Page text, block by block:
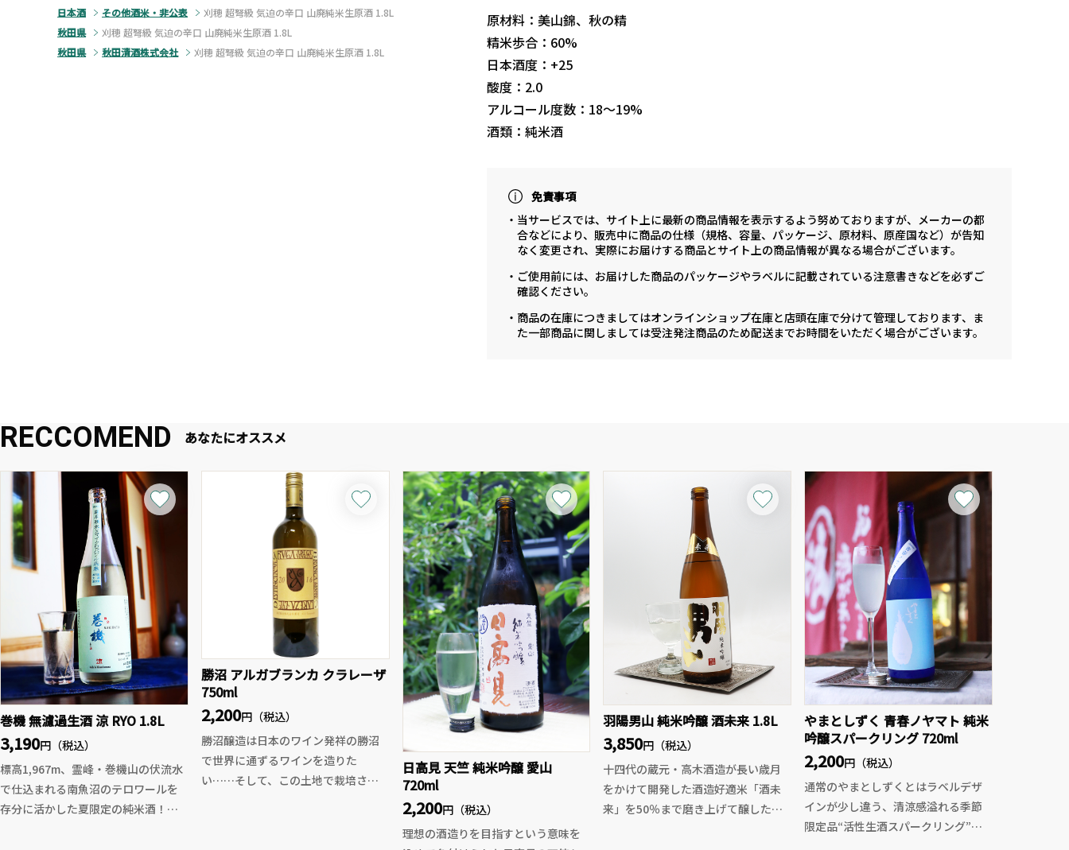
日本酒
その他酒米・非公表
刈穂 超弩級 気迫の辛口 山廃純米生原酒 1.8L
秋田県
刈穂 超弩級 気迫の辛口 山廃純米生原酒 1.8L
秋田県
秋田清酒株式会社 刈穂 超弩級 気迫の辛口 山廃純米生原酒 1.8L
原材料：美山錦、秋の精
精米歩合：60%
日本酒度：+25
酸度：2.0
アルコール度数：18〜19%
酒類：純米酒
免責事項
・当サービスでは、サイト上に最新の商品情報を表示するよう努めておりますが、メーカーの都
合などにより、販売中に商品の仕様（規格、容量、パッケージ、原材料、原産国など）が告知
なく変更され、実際にお届けする商品とサイト上の商品情報が異なる場合がございます。
・ご使用前には、お届けした商品のパッケージやラベルに記載されている注意書きなどを必ずご
確認ください。
・商品の在庫につきましてはオンラインショップ在庫と店頭在庫で分けて管理しております、ま
た一部商品に関しましては受注発注商品のため配送までお時間をいただく場合がございます。
RECCOMEND あなたにオススメ
巻機 無濾過生酒 涼 RYO 1.8L
3,190円（税込）
標高1,967m、霊峰・巻機山の伏流水
で仕込まれる南魚沼のテロワールを
存分に活かした夏限定の純米酒！
勝沼 アルガブランカ クラレーザ
750ml
2,200円（税込）
勝沼醸造は日本のワイン発祥の勝沼
で世界に通ずるワインを造りた
い……そして、この土地で栽培され
日高見 天竺 純米吟醸 愛山
720ml
2,200円（税込）
理想の酒造りを目指すという意味を
羽陽男山 純米吟醸 酒未来 1.8L
3,850円（税込）
十四代の蔵元・高木酒造が長い歳月
をかけて開発した酒造好適米「酒未
来」を50％まで磨き上げて醸した純
やまとしずく 青春ノヤマト 純米
吟醸スパークリング 720ml
2,200円（税込）
通常のやまとしずくとはラベルデザ
インが少し違う、清涼感溢れる季節
限定品“活性生酒スパークリング”が